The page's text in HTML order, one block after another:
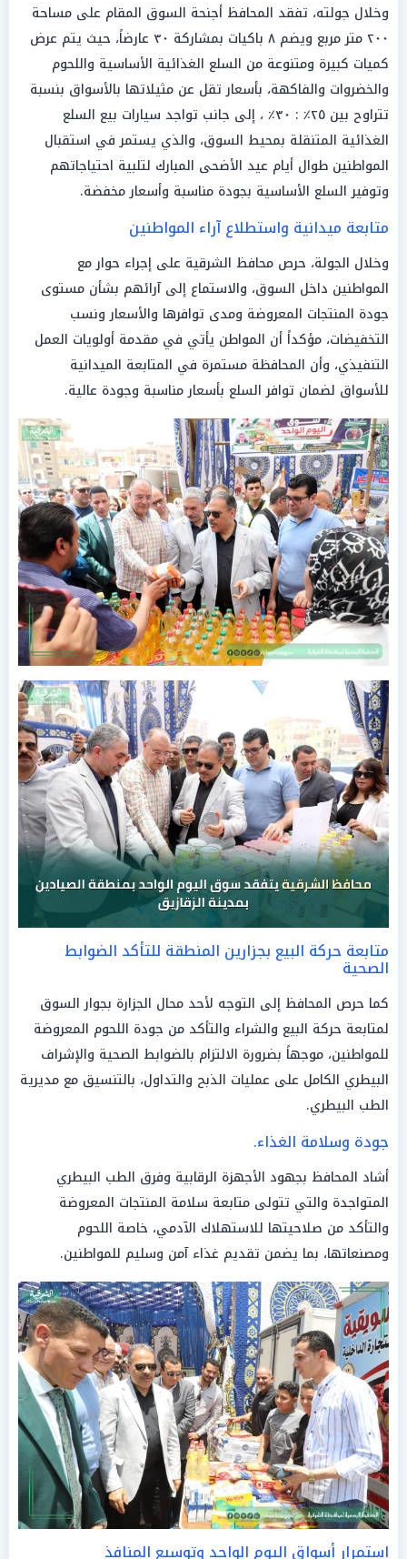
وخلال جولته، تفقد المحافظ أجنحة السوق المقام على مساحة
٢٠٠ متر مربع ويضم ٨ باكيات بمشاركة ٣٠ عارضاً، حيث يتم عرض
كميات كبيرة ومتنوعة من السلع الغذائية الأساسية واللحوم
والخضروات والفاكهة، بأسعار تقل عن مثيلاتها بالأسواق بنسبة
تتراوح بين ٢٥٪ : ٣٠٪ ، إلى جانب تواجد سيارات بيع السلع
الغذائية المتنقلة بمحيط السوق، والذي يستمر في استقبال
المواطنين طوال أيام عيد الأضحى المبارك لتلبية احتياجاتهم
وتوفير السلع الأساسية بجودة مناسبة وأسعار مخفضة.
متابعة ميدانية واستطلاع آراء المواطنين
وخلال الجولة، حرص محافظ الشرقية على إجراء حوار مع
المواطنين داخل السوق، والاستماع إلى آرائهم بشأن مستوى
جودة المنتجات المعروضة ومدى توافرها والأسعار ونسب
التخفيضات، مؤكداً أن المواطن يأتي في مقدمة أولويات العمل
التنفيذي، وأن المحافظة مستمرة في المتابعة الميدانية
للأسواق لضمان توافر السلع بأسعار مناسبة وجودة عالية.
متابعة حركة البيع بجزارين المنطقة للتأكد الضوابط
الصحية
كما حرص المحافظ إلى التوجه لأحد محال الجزارة بجوار السوق
لمتابعة حركة البيع والشراء والتأكد من جودة اللحوم المعروضة
للمواطنين، موجهاً بضرورة الالتزام بالضوابط الصحية والإشراف
البيطري الكامل على عمليات الذبح والتداول، بالتنسيق مع مديرية
الطب البيطري.
جودة وسلامة الغذاء.
أشاد المحافظ بجهود الأجهزة الرقابية وفرق الطب البيطري
المتواجدة والتي تتولى متابعة سلامة المنتجات المعروضة
والتأكد من صلاحيتها للاستهلاك الآدمي، خاصة اللحوم
ومصنعاتها، بما يضمن تقديم غذاء آمن وسليم للمواطنين.
استمرار أسواق اليوم الواحد وتوسيع المنافذ